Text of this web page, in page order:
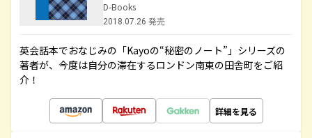
D-Books
2018.07.26 発売
英会話本でおなじみの「Kayoの“秘密のノート”」シリーズの
著者が、今度は自分の滞在するロンドン南東の田舎町をご紹
介！
詳細を見る